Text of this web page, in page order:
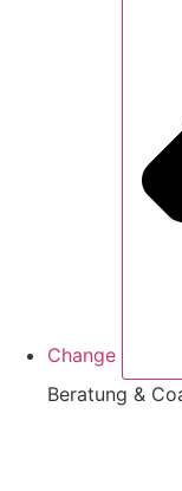
Change
Beratung &